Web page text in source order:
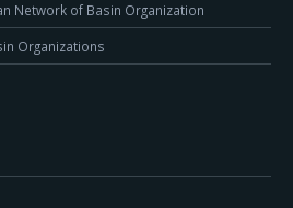
Network of Basin Organization
Organizations